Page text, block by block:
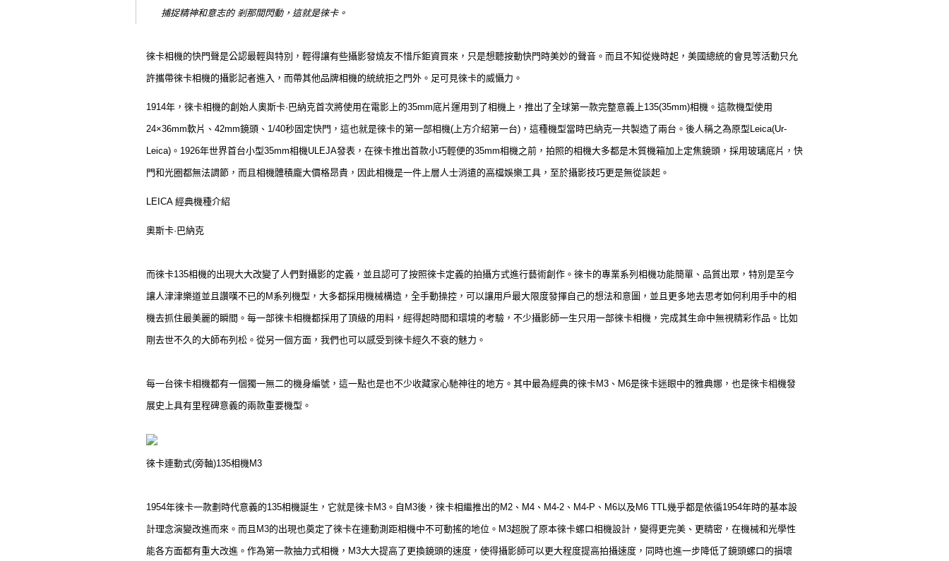
捕捉精神和意志的 剎那間閃動，這就是徠卡。
徠卡相機的快門聲是公認最輕與特別，輕得讓有些攝影發燒友不惜斥鉅資買來，只是想聽按動快門時美妙的聲音。而且不知從幾時起，美國總統的會見等活動只允
許攜帶徠卡相機的攝影記者進入，而帶其他品牌相機的統統拒之門外。足可見徠卡的威懾力。
1914年，徠卡相機的創始人奧斯卡·巴納克首次將使用在電影上的35mm底片運用到了相機上，推出了全球第一款完整意義上135(35mm)相機。這款機型使用
24×36mm軟片、42mm鏡頭、1/40秒固定快門，這也就是徠卡的第一部相機(上方介紹第一台)，這種機型當時巴納克一共製造了兩台。後人稱之為原型Leica(Ur-
Leica)。1926年世界首台小型35mm相機ULEJA發表，在徠卡推出首款小巧輕便的35mm相機之前，拍照的相機大多都是木質機箱加上定焦鏡頭，採用玻璃底片，快
門和光圈都無法調節，而且相機體積龐大價格昂貴，因此相機是一件上層人士消遣的高檔娛樂工具，至於攝影技巧更是無從談起。
LEICA 經典機種介紹
奧斯卡·巴納克
而徠卡135相機的出現大大改變了人們對攝影的定義，並且認可了按照徠卡定義的拍攝方式進行藝術創作。徠卡的專業系列相機功能簡單、品質出眾，特別是至今
讓人津津樂道並且讚嘆不已的M系列機型，大多都採用機械構造，全手動操控，可以讓用戶最大限度發揮自己的想法和意圖，並且更多地去思考如何利用手中的相
機去抓住最美麗的瞬間。每一部徠卡相機都採用了頂級的用料，經得起時間和環境的考驗，不少攝影師一生只用一部徠卡相機，完成其生命中無視精彩作品。比如
剛去世不久的大師布列松。從另一個方面，我們也可以感受到徠卡經久不衰的魅力。
每一台徠卡相機都有一個獨一無二的機身編號，這一點也是也不少收藏家心馳神往的地方。其中最為經典的徠卡M3、M6是徠卡迷眼中的雅典娜，也是徠卡相機發
展史上具有里程碑意義的兩款重要機型。
徠卡連動式(旁軸)135相機M3
1954年徠卡一款劃時代意義的135相機誕生，它就是徠卡M3。自M3後，徠卡相繼推出的M2、M4、M4-2、M4-P、M6以及M6 TTL幾乎都是依循1954年時的基本設
計理念演變改進而來。而且M3的出現也奠定了徠卡在連動測距相機中不可動搖的地位。M3超脫了原本徠卡螺口相機設計，變得更完美、更精密，在機械和光學性
能各方面都有重大改進。作為第一款抽力式相機，M3大大提高了更換鏡頭的速度，使得攝影師可以更大程度提高拍攝速度，同時也進一步降低了鏡頭螺口的損壞